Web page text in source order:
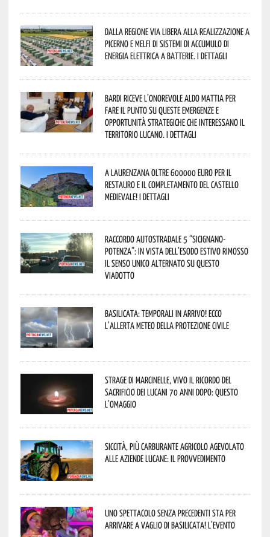
Dalla Regione via libera alla realizzazione a
Picerno e Melfi di sistemi di accumulo di
energia elettrica a batterie. I dettagli
Bardi riceve l’onorevole Aldo Mattia per
fare il punto su queste emergenze e
opportunità strategiche che interessano il
territorio lucano. I dettagli
A Laurenzana oltre 600000 euro per il
restauro e il completamento del Castello
Medievale! I dettagli
Raccordo Autostradale 5 “Sicignano-
Potenza”: in vista dell’esodo estivo rimosso
il senso unico alternato su questo
viadotto
Basilicata: temporali in arrivo! Ecco
l’allerta meteo della Protezione civile
Strage di Marcinelle, vivo il ricordo del
sacrificio dei lucani 70 anni dopo: questo
l’omaggio
Siccità, più carburante agricolo agevolato
alle aziende lucane: il provvedimento
Uno spettacolo senza precedenti sta per
arrivare a Vaglio di Basilicata! L’evento